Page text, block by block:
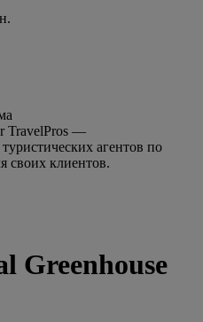
TravelPros —
агентов по
своих клиентов.
Greenhouse